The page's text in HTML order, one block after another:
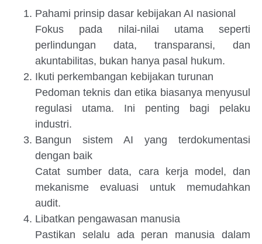
Pahami prinsip dasar kebijakan AI nasional
Fokus pada nilai-nilai utama seperti
perlindungan data, transparansi, dan
akuntabilitas, bukan hanya pasal hukum.
Ikuti perkembangan kebijakan turunan
Pedoman teknis dan etika biasanya menyusul
regulasi utama. Ini penting bagi pelaku
industri.
Bangun sistem AI yang terdokumentasi
dengan baik
Catat sumber data, cara kerja model, dan
mekanisme evaluasi untuk memudahkan
audit.
Libatkan pengawasan manusia
Pastikan selalu ada peran manusia dalam